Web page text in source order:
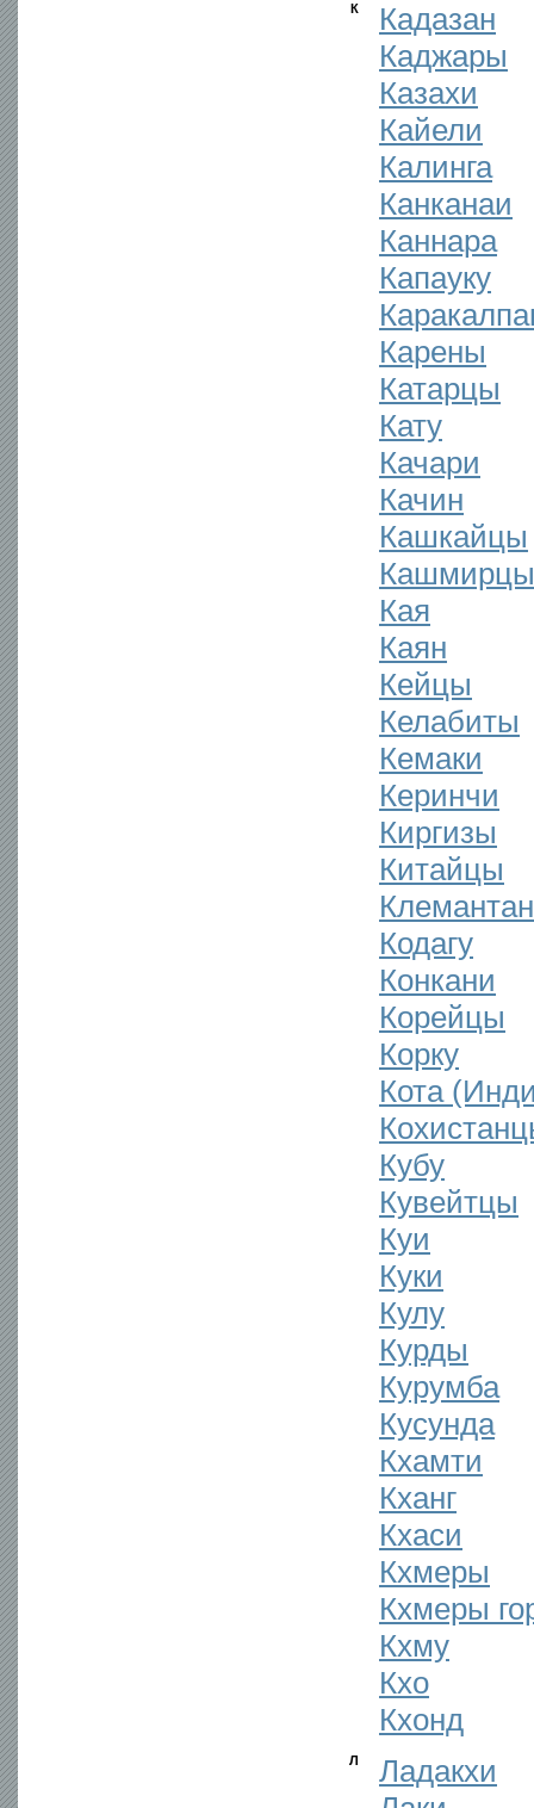
К
Кадазан
Каджары
Казахи
Кайели
Калинга
Канканаи
Каннара
Капауку
Карены
Катарцы
Кату
Качари
Качин
Кашкайцы
Кашмирцы
Кая
Каян
Кейцы
Келабиты
Кемаки
Керинчи
Киргизы
Китайцы
Клемантан
Кодагу
Конкани
Корейцы
Корку
Кота
Кубу
Кувейтцы
Куи
Куки
Кулу
Курды
Курумба
Кусунда
Кхамти
Кханг
Кхаси
Кхмеры
Кхмеры
Кхму
Кхо
Кхонд
Л
Ладакхи